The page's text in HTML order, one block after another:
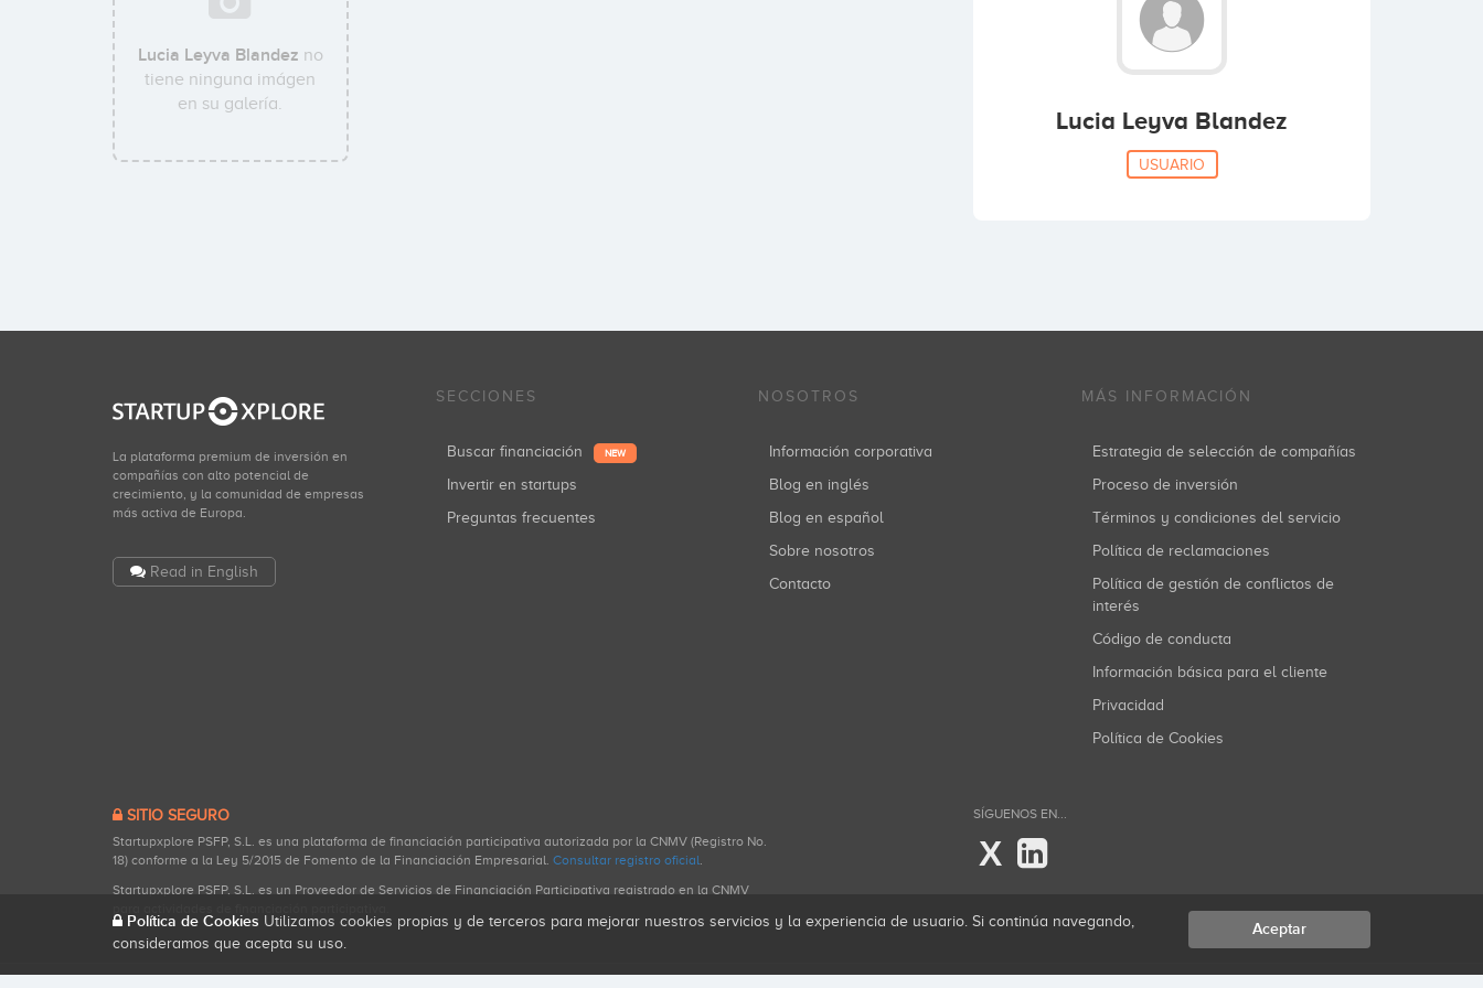
Lucia Leyva Blandez no
tiene ninguna imágen
en su galería.
Lucia Leyva Blandez
USUARIO
La plataforma premium de inversión en
compañías con alto potencial de
crecimiento, y la comunidad de empresas
más activa de Europa.
Read in English
SECCIONES
Buscar financiación NEW
Invertir en startups
Preguntas frecuentes
NOSOTROS
Información corporativa
Blog en inglés
Blog en español
Sobre nosotros
Contacto
MÁS INFORMACIÓN
Estrategia de selección de compañías
Proceso de inversión
Términos y condiciones del servicio
Política de reclamaciones
Política de gestión de conflictos de
interés
Código de conducta
Información básica para el cliente
Privacidad
Política de Cookies
SITIO SEGURO
Startupxplore PSFP, S.L. es una plataforma de financiación participativa autorizada por la CNMV (Registro No.
18) conforme a la Ley 5/2015 de Fomento de la Financiación Empresarial. Consultar registro oficial.
Startupxplore PSFP, S.L. es un Proveedor de Servicios de Financiación Participativa registrado en la CNMV
SÍGUENOS EN...
X
Política de Cookies Utilizamos cookies propias y de terceros para mejorar nuestros servicios y la experiencia de usuario. Si continúa navegando,
consideramos que acepta su uso.
Aceptar